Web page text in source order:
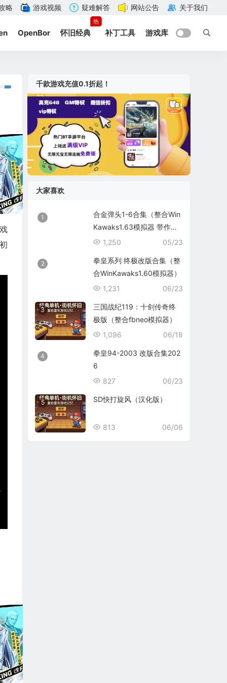
略 游戏视频 疑难解答 网站公告 关于我们
OpenBor 怀旧经典
热
补丁工具 游戏库
千款游戏充值0.1折起！
大家喜欢
1
合金弹头1-6合集（整合Win
Kawaks1.63模拟器 带作弊
码）
05/23
1,250
2
拳皇系列 终极改版合集（整
合WinKawaks1.60模拟器）
06/23
1,231
3
三国战纪119：十剑传奇终
极版（整合fbneo模拟器）
06/18
1,096
4
拳皇94-2003 改版合集202
6
06/23
827
5 SD快打旋风（汉化版）
06/06
813